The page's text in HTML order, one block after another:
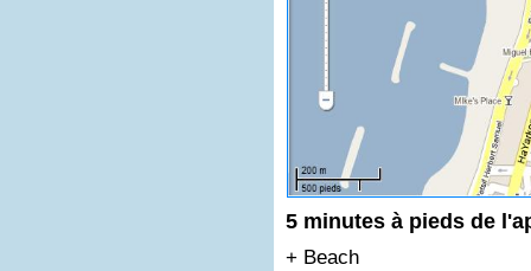
5 minutes à pieds de
+ Beach